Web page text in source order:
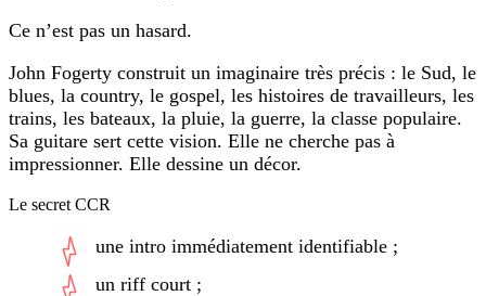
Ce n’est pas un hasard.
John Fogerty construit un imaginaire très précis : le Sud, le
blues, la country, le gospel, les histoires de travailleurs, les
trains, les bateaux, la pluie, la guerre, la classe populaire.
Sa guitare sert cette vision. Elle ne cherche pas à
impressionner. Elle dessine un décor.
Le secret CCR
une intro immédiatement identifiable ;
un riff court ;